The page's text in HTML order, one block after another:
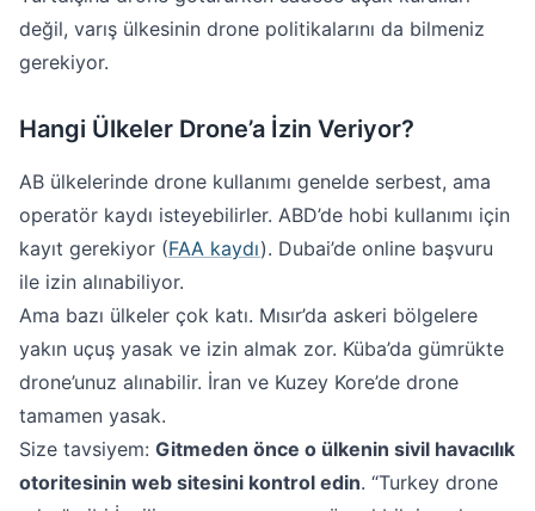
değil, varış ülkesinin drone politikalarını da bilmeniz
gerekiyor.
Hangi Ülkeler Drone’a İzin Veriyor?
AB ülkelerinde drone kullanımı genelde serbest, ama
operatör kaydı isteyebilirler. ABD’de hobi kullanımı için
kayıt gerekiyor (FAA kaydı). Dubai’de online başvuru
ile izin alınabiliyor.
Ama bazı ülkeler çok katı. Mısır’da askeri bölgelere
yakın uçuş yasak ve izin almak zor. Küba’da gümrükte
drone’unuz alınabilir. İran ve Kuzey Kore’de drone
tamamen yasak.
Size tavsiyem: Gitmeden önce o ülkenin sivil havacılık
otoritesinin web sitesini kontrol edin. “Turkey drone